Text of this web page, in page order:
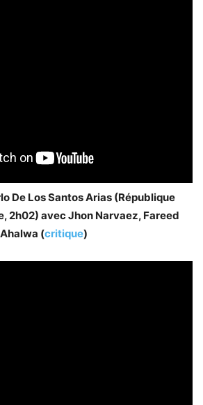
De Los Santos Arias (République
2h02) avec Jhon Narvaez, Fareed
(critique)